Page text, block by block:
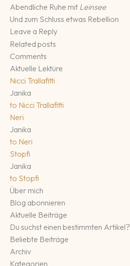
Abendliche Ruhe mit Leinsee
Und zum Schluss etwas Rebellion
Leave a Reply
Related posts
Comments
Aktuelle Lektüre
Nicci Trallafitti
Janika
to Nicci Trallafitti
Neri
Janika
to Neri
Stopfi
Janika
to Stopfi
Über mich
Blog abonnieren
Aktuelle Beiträge
Du suchst einen bestimmten Artikel?
Beliebte Beiträge
Archiv
Kategorien